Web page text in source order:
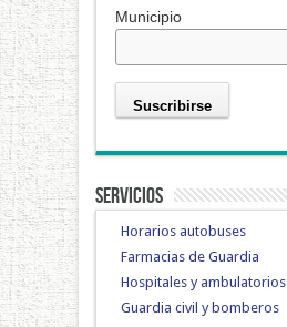
Municipio
Servicios
Horarios autobuses
Farmacias de Guardia
Hospitales y ambulatorios
Guardia civil y bomberos